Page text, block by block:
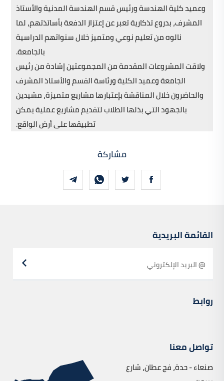
وعميد كلية الهندسة ورئيس قسم الهندسة المدنية والأستاذ
المشرف، بدروع تذكارية تعبر عن إعتزاز الدفعة بأساتذتهم، لما
نالوه من تعليم نوعي ومتميز خلال سنواتهم الدراسية
بالجامعة.
ولاقت المشروعات المقدمة من المجموعتين إشادة من رئيس
الجامعة وعميد الكلية ورئاسة القسم والأستاذ المشرف
والحاضرون خلال المناقشة بإعتبارها مشاريع متميزة، مشيدين
بالجهود التي بذلها الطلاب لتقديم مشاريع عملية يمكن
تطبيقها على أرض الواقع.
مشاركة
القائمة البريدية
روابط
تواصل معنا
صنعاء - حدة، فج عطان، شارع